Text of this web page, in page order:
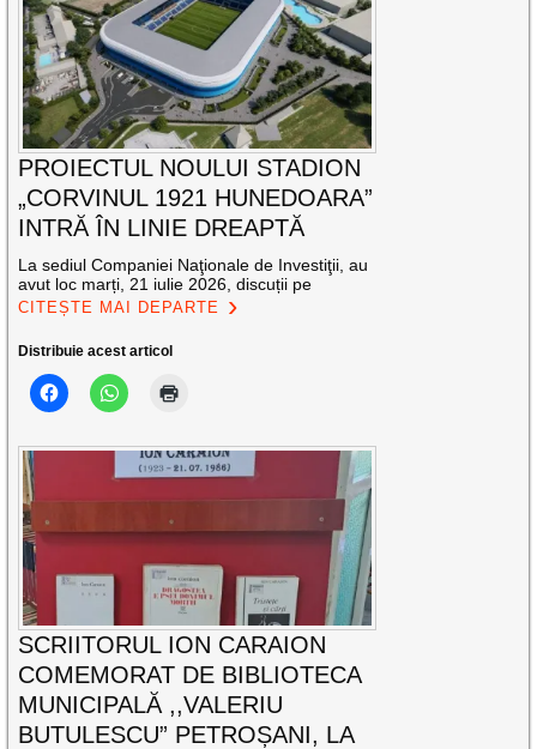
PROIECTUL NOULUI STADION
„CORVINUL 1921 HUNEDOARA”
INTRĂ ÎN LINIE DREAPTĂ
La sediul Companiei Naţionale de Investiţii, au
avut loc marți, 21 iulie 2026, discuții pe
CITEȘTE MAI DEPARTE
Distribuie acest articol
SCRIITORUL ION CARAION
COMEMORAT DE BIBLIOTECA
MUNICIPALĂ ,,VALERIU
BUTULESCU” PETROȘANI, LA